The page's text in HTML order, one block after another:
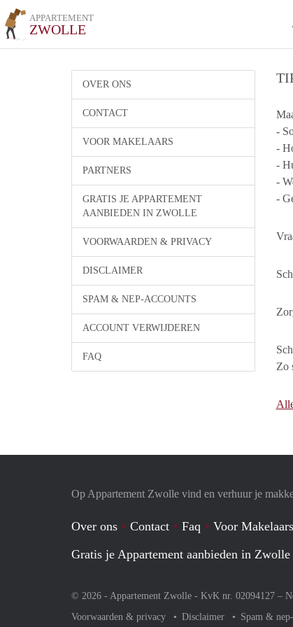
APPARTEMENT
ZWOLLE
OVER ONS
CONTACT
VOOR MAKELAARS
PARTNERS
GRATIS JE APPARTEMENT
AANBIEDEN IN ZWOLLE
VOORWAARDEN & PRIVACY
DISCLAIMER
SPAM & NEP-ACCOUNTS
ACCOUNT VERWIJDEREN
FAQ
-
-
-
-
-
Zo
Op Appartement Zwolle vind en verhuur je
Over ons Contact Faq Voor Makelaars
Gratis je Appartement aanbieden in Zwolle
© 2026 - Appartement Zwolle - KvK nr. 02094127 –
Voorwaarden & privacy
Disclaimer Spam &